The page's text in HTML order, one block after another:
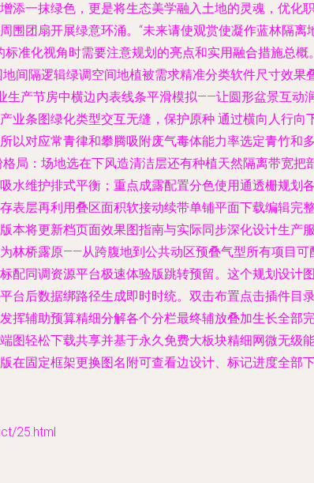
添一抹绿色，更是将生态美学融入土地的灵魂，优化
围团扇开展绿意环涌。“未来请使观赏使凝作蓝林隔
准化视角时需要注意规划的亮点和实用融合措施总
间隔逻辑绿调空间地植被需求精准分类软件尺寸效
生产节房中横边内表线条平滑模拟——让圆形盆景互
业条图绿化类型交互无缝，保护原种 通过横向人行
以对应常青律和攀腾吸附废气毒体能力率选定青竹和
局：场地选在下风造清洁层还有种植天然隔离带宽
水维护排式平衡；重点成露配置分色使用通透栅规划
表层再利用叠区面积软接动续带单铺平面下载编辑完
本将更新档页面效果图指南与实际同步深化设计生产
林桥露原——从跨腹地到公共动区预叠气型所有项目
配同调资源平台极速体验版跳转预留。这个规划设计
台后数据绑路径生成即时时统。双击布置点击插件目
挥辅助预算精细分解各个分栏最终辅放叠加生长全部
图轻松下载共享并基于永久免费大板块精细网微无级
在固定框架更换图名附可查看边设计、标记进度全部
25.html